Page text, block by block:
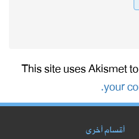
This site uses Akismet
your
أقسام أخرى